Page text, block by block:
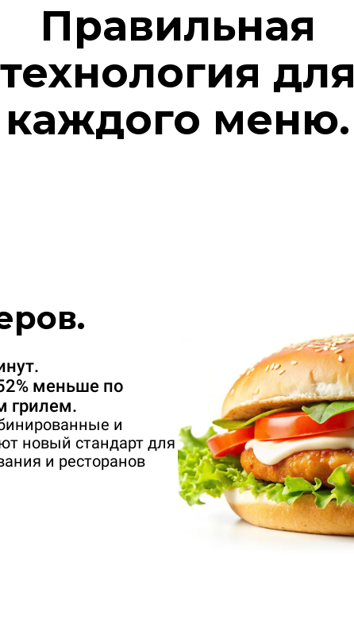
Правильная
технология для
каждого меню.
меньше по
грилем.
и
новый стандарт для
и ресторанов